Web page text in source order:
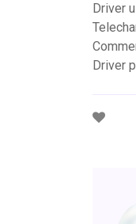
Driver
Driver